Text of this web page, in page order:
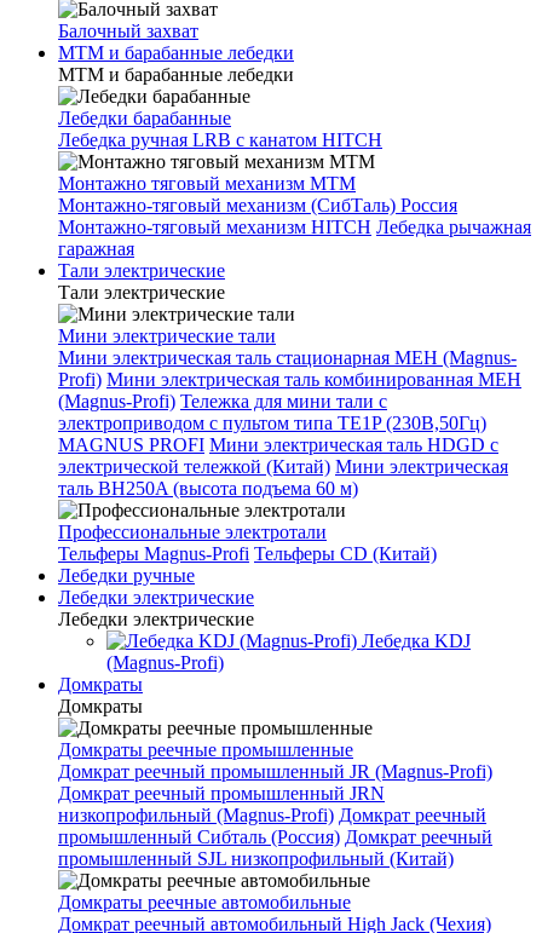
Балочный захват
МТМ и барабанные лебедки
МТМ и барабанные лебедки
Лебедки барабанные
Лебедка ручная LRB с канатом HITCH
Монтажно тяговый механизм МТМ
Монтажно-тяговый механизм (СибТаль) Россия
Монтажно-тяговый механизм HITCH Лебедка рычажная
гаражная
Тали электрические
Тали электрические
Мини электрические тали
Мини электрическая таль стационарная МЕН (Magnus-
Profi) Мини электрическая таль комбинированная МЕН
(Magnus-Profi) Тележка для мини тали с
электроприводом с пультом типа TE1P (230В,50Гц)
MAGNUS PROFI Мини электрическая таль HDGD с
электрической тележкой (Китай) Мини электрическая
таль BH250A (высота подъема 60 м)
Профессиональные электротали
Тельферы Magnus-Profi Тельферы CD (Китай)
Лебедки ручные
Лебедки электрические
Лебедки электрические
Лебедка KDJ
(Magnus-Profi)
Домкраты
Домкраты
Домкраты реечные промышленные
Домкрат реечный промышленный JR (Magnus-Profi)
Домкрат реечный промышленный JRN
низкопрофильный (Magnus-Profi) Домкрат реечный
промышленный Сибталь (Россия) Домкрат реечный
промышленный SJL низкопрофильный (Китай)
Домкраты реечные автомобильные
Домкрат реечный автомобильный High Jack (Чехия)